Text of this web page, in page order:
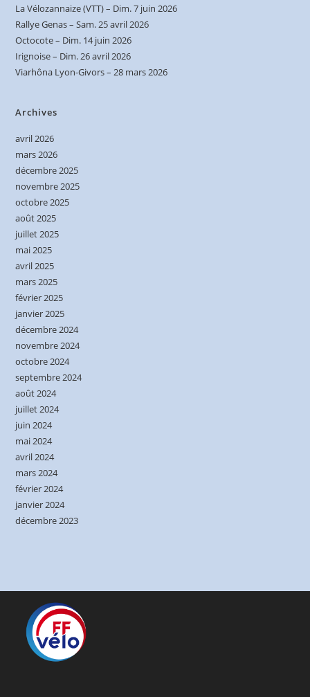
La Vélozannaize (VTT) – Dim. 7 juin 2026
Rallye Genas – Sam. 25 avril 2026
Octocote – Dim. 14 juin 2026
Irignoise – Dim. 26 avril 2026
Viarhôna Lyon-Givors – 28 mars 2026
Archives
avril 2026
mars 2026
décembre 2025
novembre 2025
octobre 2025
août 2025
juillet 2025
mai 2025
avril 2025
mars 2025
février 2025
janvier 2025
décembre 2024
novembre 2024
octobre 2024
septembre 2024
août 2024
juillet 2024
juin 2024
mai 2024
avril 2024
mars 2024
février 2024
janvier 2024
décembre 2023